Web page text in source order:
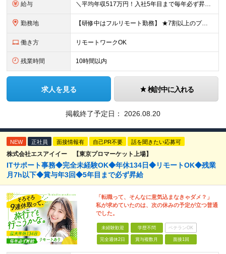
給与 ＼平均年収517万円！入社5年目まで毎年必ず昇給／ ■賞与年3回 ■年収800万円以上も可 ■入社3年以上の平均年収469.2万円 月給23万2000円以上＋賞与年3回＋各種手当 ☆入社5年目まで最
勤務地 【研修中はフルリモート勤務】 ★7割以上のプロジェクトでリモートワークを導入 ★一都三県のプロジェクト先 ★転居を伴う転勤なし ＜プロジェクト先＞ 東京・神奈川・千葉・埼玉でのプロジェクト先にて勤務
働き方 リモートワークOK
残業時間 10時間以内
求人を見る 検討中に入れる
掲載終了予定日： 2026.08.20
NEW 正社員 面接情報有 自己PR不要 話を聞きたい応募可
株式会社エスアイイー 【東京プロマーケット上場】
ITサポート事務◆完全未経験OK◆年休134日◆リモートOK◆残業
月7h以下◆賞与年3回◆5年目まで必ず昇給
「転職って、そんなに意気込まなきゃダメ？」
私が求めていたのは、次の休みの予定が立つ普通
でした。
未経験歓迎 学歴不問 ベテランOK
完全週休2日 賞与複数月 面接1回